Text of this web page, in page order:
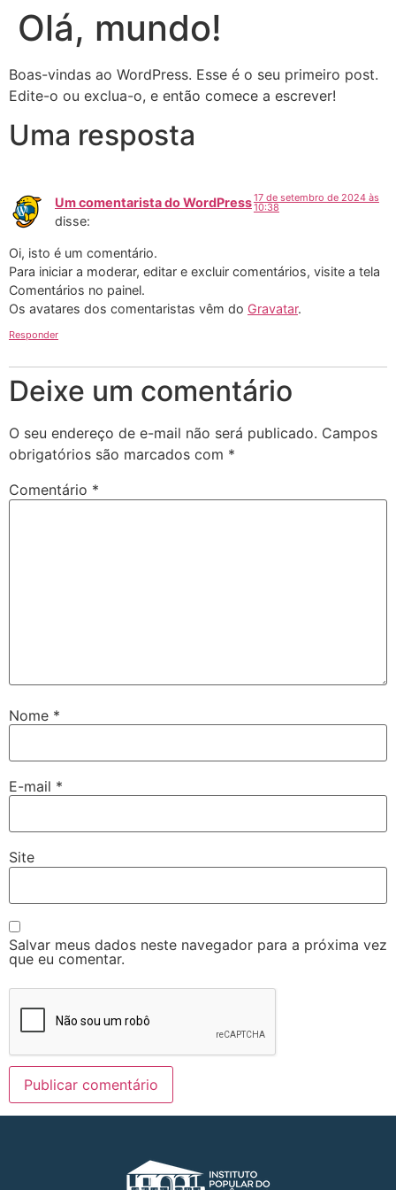
Olá, mundo!
Boas-vindas ao WordPress. Esse é o seu primeiro post.
Edite-o ou exclua-o, e então comece a escrever!
Uma resposta
Um comentarista do WordPress
disse:
17 de setembro de 2024 às
10:38
Oi, isto é um comentário.
Para iniciar a moderar, editar e excluir comentários, visite a tela
Comentários no painel.
Os avatares dos comentaristas vêm do Gravatar.
Responder
Deixe um comentário
O seu endereço de e-mail não será publicado. Campos
obrigatórios são marcados com *
Comentário *
Nome *
E-mail *
Site
Salvar meus dados neste navegador para a próxima vez
que eu comentar.